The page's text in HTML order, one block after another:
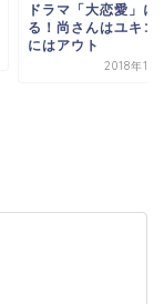
ドラマ「大恋愛」に
る！尚さんはユキコ
にはアウト
2018年11